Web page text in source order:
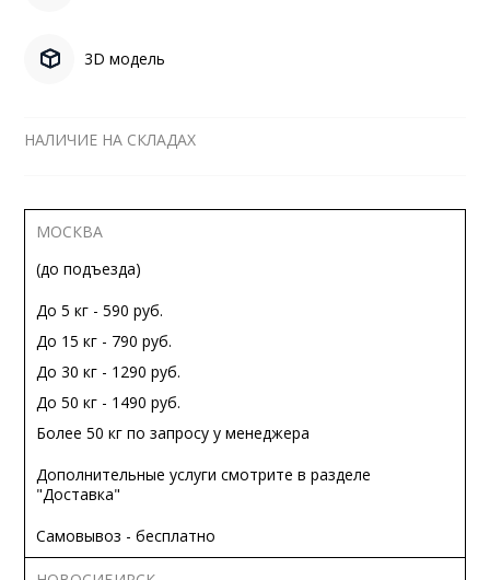
3D модель
НАЛИЧИЕ НА СКЛАДАХ
МОСКВА
(до подъезда)
До 5 кг - 590 руб.
До 15 кг - 790 руб.
До 30 кг - 1290 руб.
До 50 кг - 1490 руб.
Более 50 кг по запросу у менеджера
Дополнительные услуги смотрите в разделе
"Доставка"
Самовывоз - бесплатно